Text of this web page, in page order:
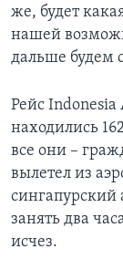
же, будет
нашей
дальше будем
Рейс Indonesia
находились
все они –
вылетел из
сингапурский
занять два
исчез.